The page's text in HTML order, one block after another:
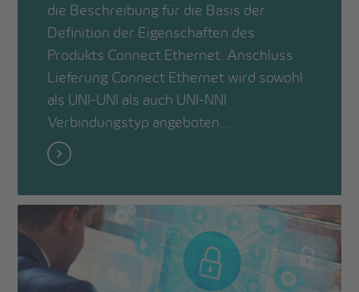
die Beschreibung für die Basis der
Definition der Eigenschaften des
Produkts Connect Ethernet. Anschluss
Lieferung Connect Ethernet wird sowohl
als UNI-UNI als auch UNI-NNI
Verbindungstyp angeboten.…